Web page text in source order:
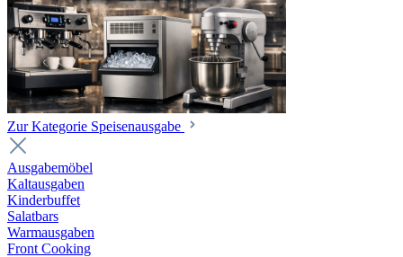
Zur Kategorie Speisenausgabe
Ausgabemöbel
Kaltausgaben
Kinderbuffet
Salatbars
Warmausgaben
Front Cooking